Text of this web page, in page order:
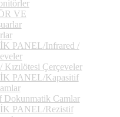
VE
PANEL/Infrared /
Kızılötesi Çerçeveler
PANEL/Kapasitif
Dokunmatik Camlar
PANEL/Rezistif